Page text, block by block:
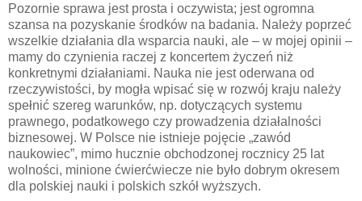
Pozornie sprawa jest prosta i oczywista; jest ogromna
szansa na pozyskanie środków na badania. Należy poprzeć
wszelkie działania dla wsparcia nauki, ale – w mojej opinii –
mamy do czynienia raczej z koncertem życzeń niż
konkretnymi działaniami. Nauka nie jest oderwana od
rzeczywistości, by mogła wpisać się w rozwój kraju należy
spełnić szereg warunków, np. dotyczących systemu
prawnego, podatkowego czy prowadzenia działalności
biznesowej. W Polsce nie istnieje pojęcie „zawód
naukowiec”, mimo hucznie obchodzonej rocznicy 25 lat
wolności, minione ćwierćwiecze nie było dobrym okresem
dla polskiej nauki i polskich szkół wyższych.